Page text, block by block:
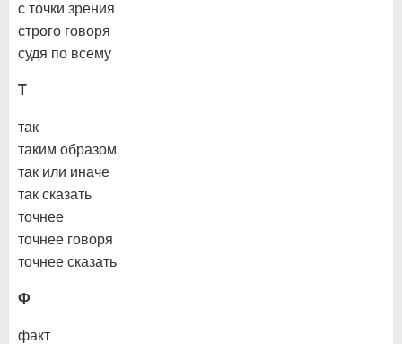
с точки зрения
строго говоря
судя по всему
Т
так
таким образом
так или иначе
так сказать
точнее
точнее говоря
точнее сказать
Ф
факт